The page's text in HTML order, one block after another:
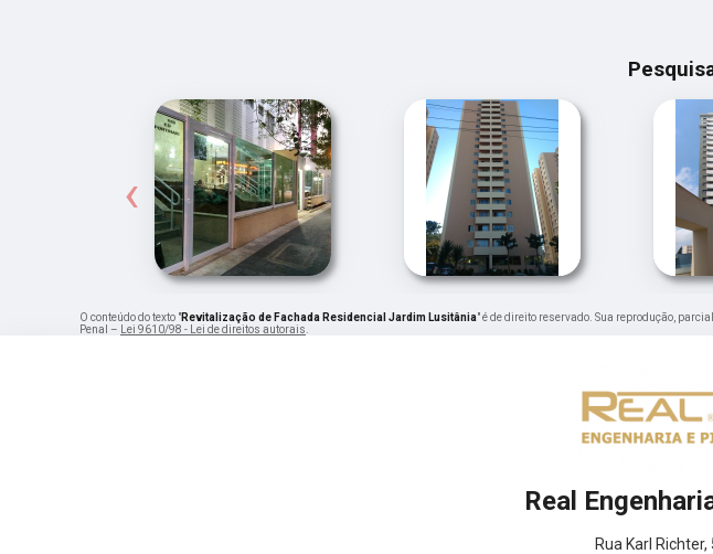
‹
O conteúdo do texto "Revitalização de Fachada Residencial Jardim Lusitânia" é de direito reservado. Sua reprodução,
Penal – Lei 9610/98 - Lei de direitos autorais.
Real
Rua Karl